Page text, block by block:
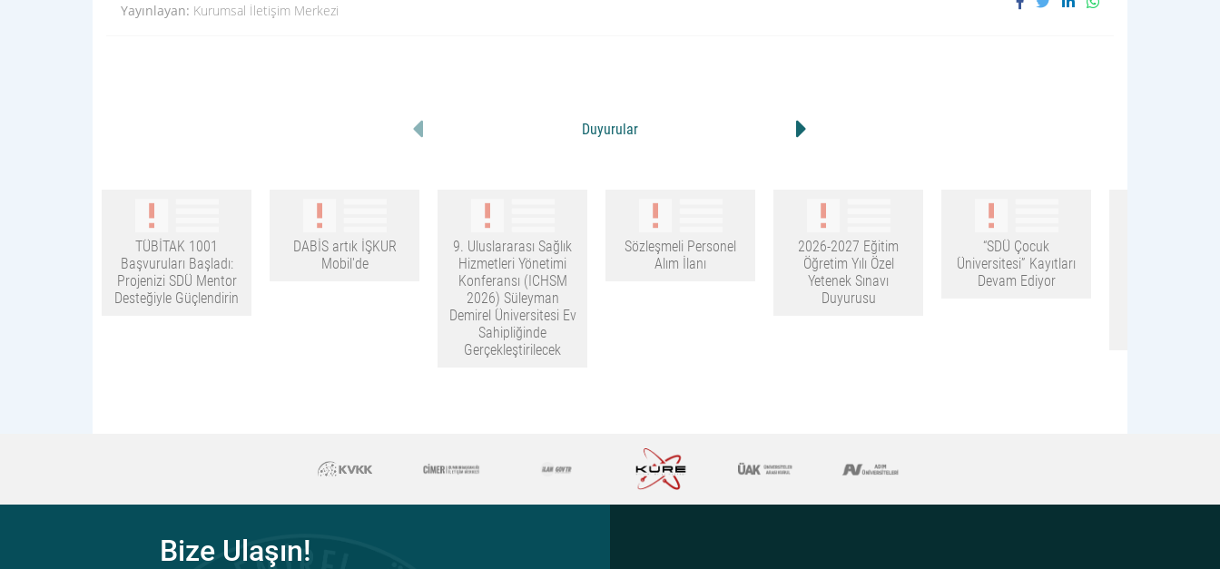
Yayınlayan: Kurumsal İletişim Merkezi
Duyurular
TÜBİTAK 1001
Başvuruları Başladı:
Projenizi SDÜ Mentor
Desteğiyle Güçlendirin
DABİS artık İŞKUR
Mobil'de
9. Uluslararası Sağlık
Hizmetleri Yönetimi
Konferansı (ICHSM
2026) Süleyman
Demirel Üniversitesi Ev
Sahipliğinde
Gerçekleştirilecek
Sözleşmeli Personel
Alım İlanı
2026-2027 Eğitim
Öğretim Yılı Özel
Yetenek Sınavı
Duyurusu
“SDÜ Çocuk
Üniversitesi” Kayıtları
Devam Ediyor
Bize Ulaşın!